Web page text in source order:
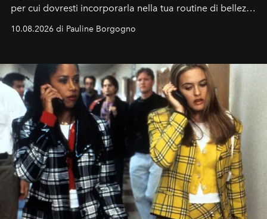
per cui dovresti incorporarla nella tua routine di bellezza
e benessere.
10.08.2026 di Pauline Borgogno